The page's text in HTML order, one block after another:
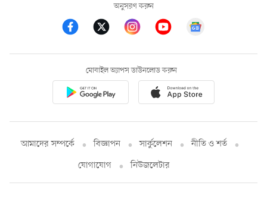
অনুসরণ করুন
মোবাইল অ্যাপস ডাউনলোড করুন
আমাদের সম্পর্কে বিজ্ঞাপন সার্কুলেশন
নীতি ও শর্ত
যোগাযোগ
নিউজলেটার